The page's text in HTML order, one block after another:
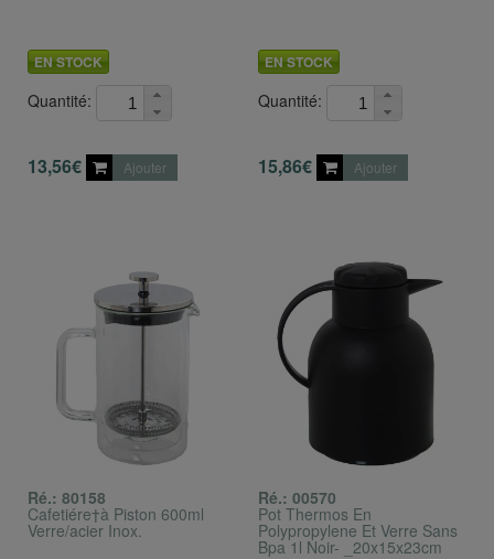
EN STOCK
Quantité:
13,56€ Ajouter
EN STOCK
Quantité:
15,86€ Ajouter
Ré.: 80158
Cafetiére†à Piston 600ml
Verre/acier Inox.
Ré.: 00570
Pot Thermos En
Polypropylene Et Verre Sans
Bpa 1l Noir- _20x15x23cm